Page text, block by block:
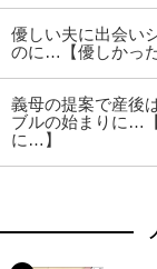
優しい夫に出会い
のに…【優しかっ
義母の提案で産後
ブルの始まりに…
に…】